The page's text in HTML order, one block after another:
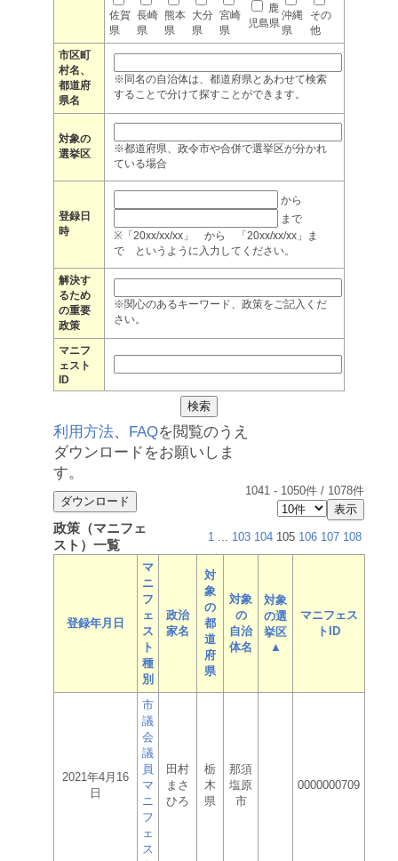
佐賀
県
長崎
県
熊本
県
大分
県
宮崎
県
鹿
児島県
沖縄
県
その
他
市区町
村名、
都道府
県名
※同名の自治体は、都道府県とあわせて検索
することで分けて探すことができます。
対象の
選挙区
※都道府県、政令市や合併で選挙区が分かれ
ている場合
登録日
時
から
まで
※「20xx/xx/xx」 から 「20xx/xx/xx」ま
で というように入力してください。
解決す
るため
の重要
政策
※関心のあるキーワード、政策をご記入くだ
さい。
マニフ
ェスト
ID
利用方法、 FAQを閲覧のうえ
ダウンロードをお願いしま
す。
1041 - 1050件 / 1078件
政策（マニフェ
スト）一覧
1 ... 103 104 105 106 107 108
登録年月日
マ
ニ
フ
ェ
ス
ト
種
別
政治
家名
対
象
の
都
道
府
県
対象
の
自治
体名
対象
の選
挙区
▲
マニフェス
トID
2021年4月16
日
市
議
会
議
員
マ
ニ
フ
ェ
ス
田村
まさ
ひろ
栃
木
県
那須
塩原
市
0000000709